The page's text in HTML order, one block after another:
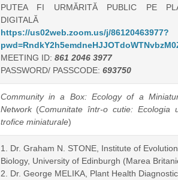
PUTEA FI URMĂRITĂ PUBLIC PE
DIGITALĂ
https://us02web.zoom.us/j/86120463977?
MEETING ID: 861 2046 3977
PASSWORD/ PASSCODE: 693750
Community in a Box: Ecology of a
Network(Comunitate într-o cutie: Ecologia
trofice miniaturale)
1. Dr. Graham N. STONE, Institute of
Biology, University of Edinburgh (Marea
2. Dr. George MELIKA, Plant Health